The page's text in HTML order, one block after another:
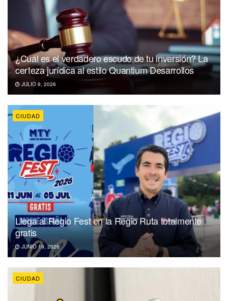
¿Cuál es el verdadero escudo de tu inversión? La
certeza jurídica al estilo Quantium Desarrollos
JULIO 9, 2026
CIUDAD
Llega al Regio Fest en la Regio Ruta totalmente
gratis
JUNIO 19, 2026
CIUDAD